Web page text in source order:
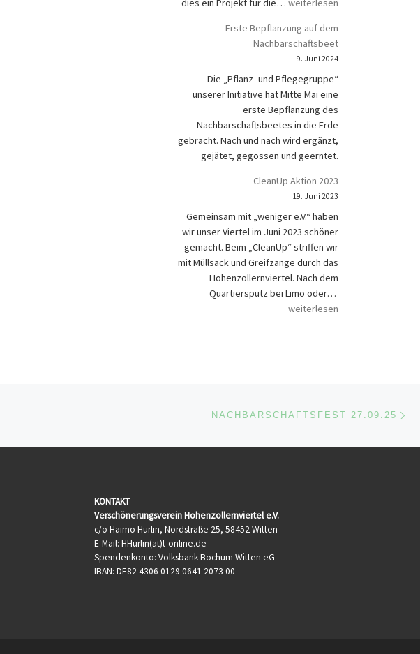
dies ein Projekt für die… weiterlesen
Erste Bepflanzung auf dem
Nachbarschaftsbeet
9. Juni 2024
Die „Pflanz- und Pflegegruppe“
unserer Initiative hat Mitte Mai eine
erste Bepflanzung des
Nachbarschaftsbeetes in die Erde
gebracht. Nach und nach wird ergänzt,
gejätet, gegossen und geerntet.
CleanUp Aktion 2023
19. Juni 2023
Gemeinsam mit „weniger e.V.“ haben
wir unser Viertel im Juni 2023 schöner
gemacht. Beim „CleanUp“ striffen wir
mit Müllsack und Greifzange durch das
Hohenzollernviertel. Nach dem
Quartiersputz bei Limo oder…
weiterlesen
NACHBARSCHAFTSFEST 27.09.25
KONTAKT
Verschönerungsverein Hohenzollernviertel e.V.
c/o Haimo Hurlin, Nordstraße 25, 58452 Witten
E-Mail: HHurlin(at)t-online.de
Spendenkonto: Volksbank Bochum Witten eG
IBAN: DE82 4306 0129 0641 2073 00